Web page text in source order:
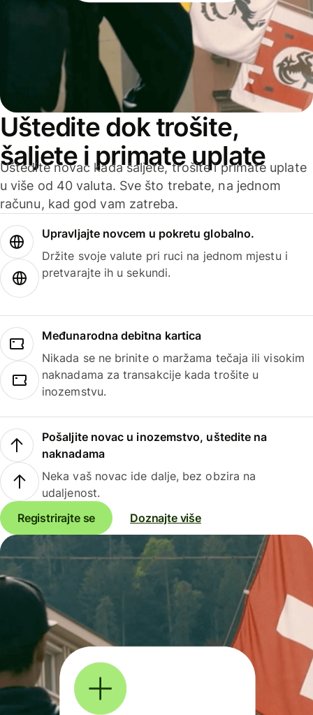
Uštedite dok trošite,
šaljete i primate uplate
Uštedite novac kada šaljete, trošite i primate uplate
u više od 40 valuta. Sve što trebate, na jednom
računu, kad god vam zatreba.
Upravljajte novcem u pokretu globalno.
Držite svoje valute pri ruci na jednom mjestu i
pretvarajte ih u sekundi.
Međunarodna debitna kartica
Nikada se ne brinite o maržama tečaja ili visokim
naknadama za transakcije kada trošite u
inozemstvu.
Pošaljite novac u inozemstvo, uštedite na
naknadama
Neka vaš novac ide dalje, bez obzira na
udaljenost.
Registrirajte se
Doznajte više